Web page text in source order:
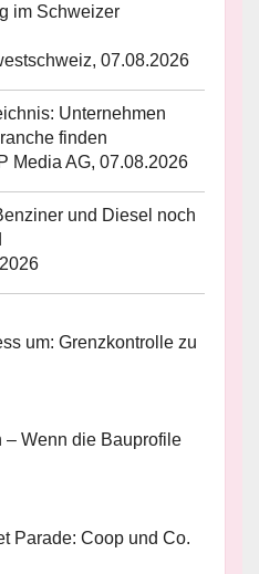
im Schweizer
07.08.2026
Unternehmen
finden
Media AG, 07.08.2026
und Diesel noch
um: Grenzkontrolle zu
– Wenn die Bauprofile
Parade: Coop und Co.